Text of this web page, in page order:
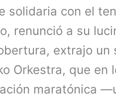
solidaria con el
renunció a su
extrajo un
Orkestra, que en
maratónica